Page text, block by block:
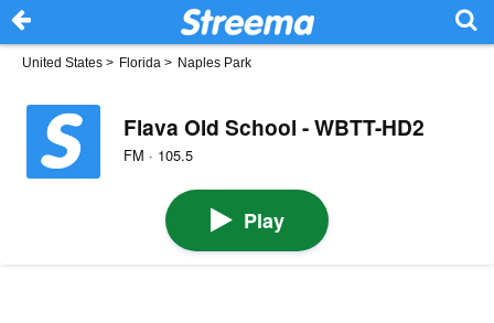
United States > Florida > Naples Park
Flava Old School - WBTT-HD2
FM · 105.5
Play